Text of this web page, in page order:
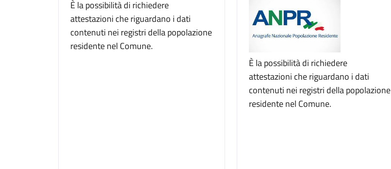
È la possibilità di richiedere
attestazioni che riguardano i dati
contenuti nei registri della popolazione
residente nel Comune.
È la possibilità di richiedere
attestazioni che riguardano i dati
contenuti nei registri della popolazione
residente nel Comune.